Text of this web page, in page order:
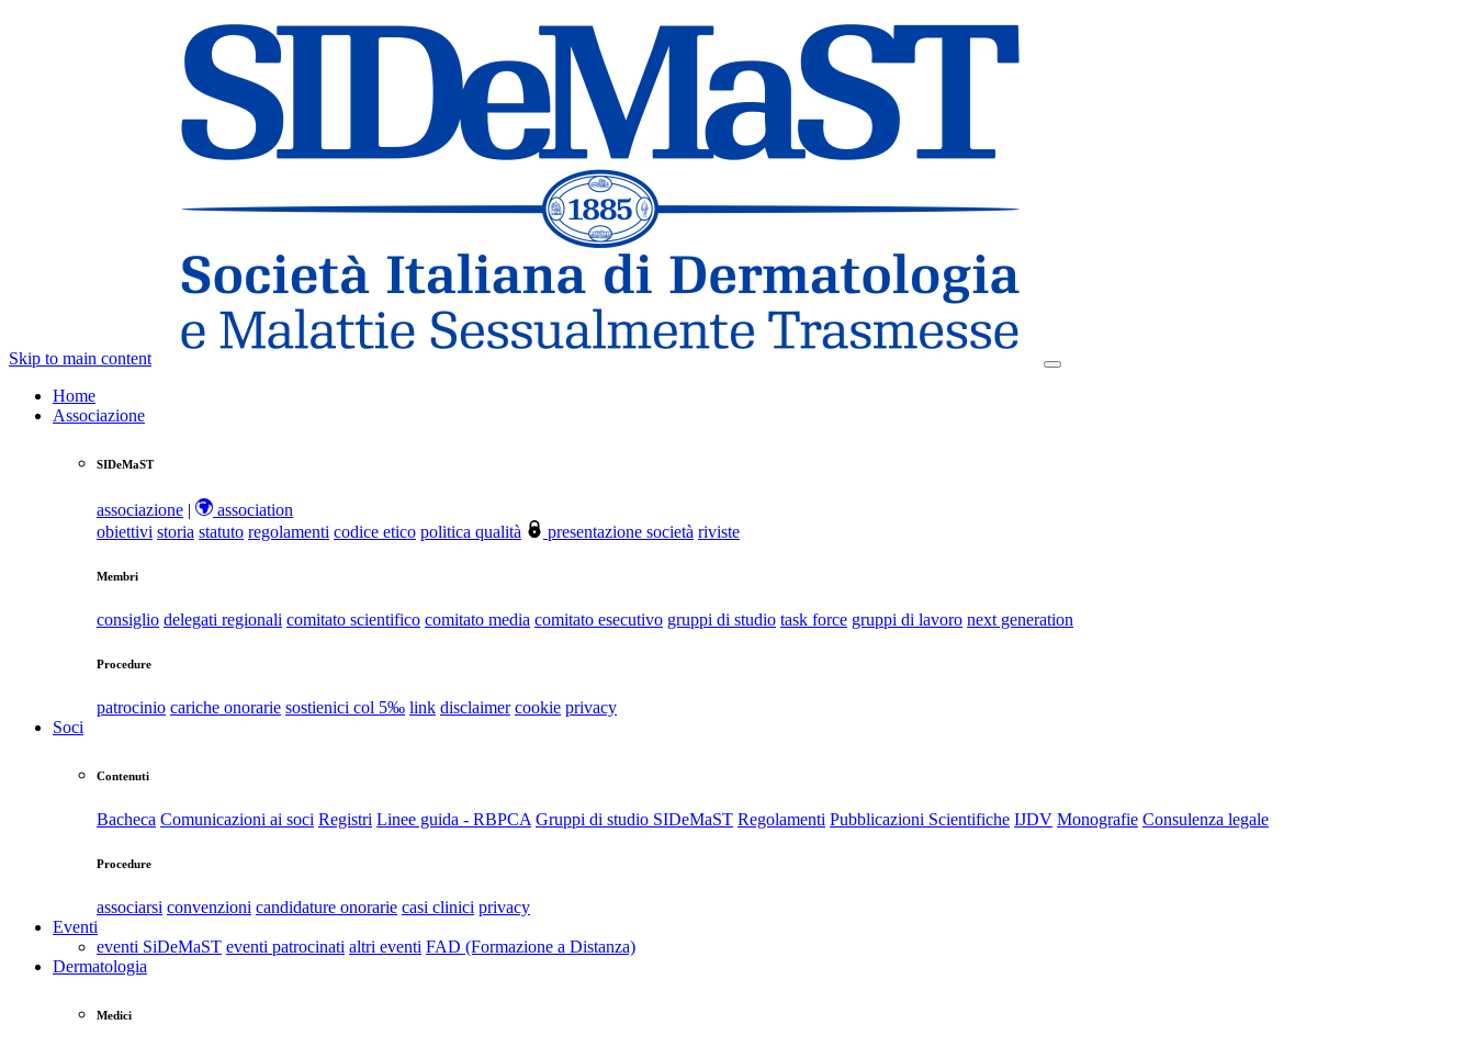
Skip to main content
Home
Associazione
SIDeMaST
associazione |
association
obiettivi storia statuto regolamenti codice etico politica qualità presentazione società riviste
Membri
consiglio delegati regionali comitato scientifico comitato media comitato esecutivo gruppi di studio task force gruppi di lavoro next generation
Procedure
patrocinio cariche onorarie sostienici col 5‰ link disclaimer cookie privacy
Soci
Contenuti
Bacheca Comunicazioni ai soci Registri Linee guida - RBPCA Gruppi di studio SIDeMaST Regolamenti Pubblicazioni Scientifiche IJDV Monografie Consulenza legale
Procedure
associarsi convenzioni candidature onorarie casi clinici privacy
Eventi
eventi SiDeMaST eventi patrocinati altri eventi FAD (Formazione a Distanza)
Dermatologia
Medici